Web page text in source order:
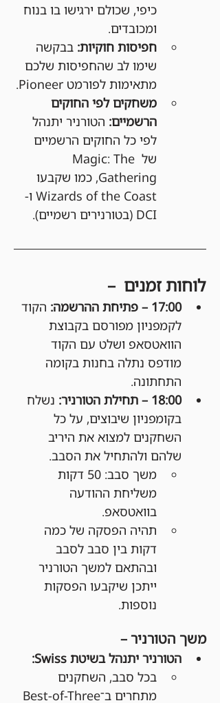
כיפי, שכולם ירגישו בו בנוח
ומכובדים.
חפיסות חוקיות: בבקשה
שימו לב שהחפיסות שלכם
מתאימות לפורמט Pioneer.
משחקים לפי החוקים
הרשמיים: הטורניר יתנהל
לפי כל החוקים הרשמיים
של Magic: The
Gathering, כמו שקבעו
Wizards of the Coast ו-
DCI (בטורנירים רשמיים).
לוחות זמנים  –
17:00 – פתיחת ההרשמה:
הקוד
לקמפניון מפורסם בקבוצת
הוואטסאפ ושלט עם הקוד
מודפס נתלה בחנות בקומה
התחתונה.
18:00 – תחילת הטורניר:
נשלח
בקומפניון שיבוצים, על כל
השחקנים למצוא את היריב
שלהם ולהתחיל את הסבב.
משך סבב: 50 דקות
משליחת ההודעה
בוואטסאפ.
תהיה הפסקה של כמה
דקות בין סבב לסבב
ובהתאם למשך הטורניר
ייתכן שיקבעו הפסקות
נוספות.
משך הטורניר –
הטורניר יתנהל בשיטת Swiss:
בכל סבב, השחקנים